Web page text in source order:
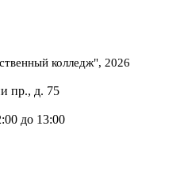
колледж", 2026
пр., д. 75
до 13:00